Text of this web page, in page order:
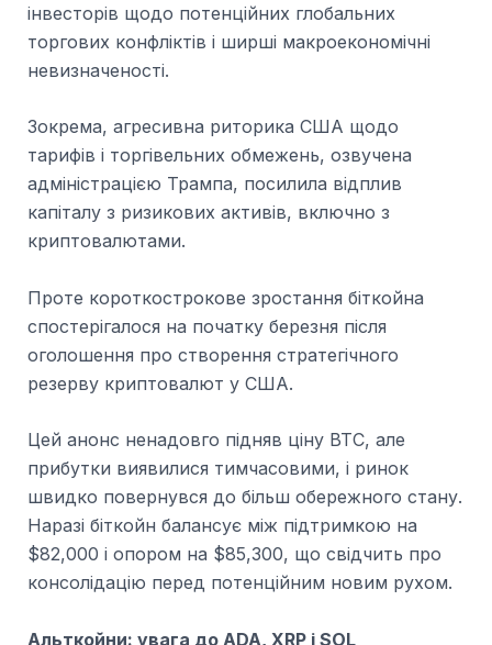
інвесторів щодо потенційних глобальних
торгових конфліктів і ширші макроекономічні
невизначеності.
Зокрема, агресивна риторика США щодо
тарифів і торгівельних обмежень, озвучена
адміністрацією Трампа, посилила відплив
капіталу з ризикових активів, включно з
криптовалютами.
Проте короткострокове зростання біткойна
спостерігалося на початку березня після
оголошення про створення стратегічного
резерву криптовалют у США.
Цей анонс ненадовго підняв ціну BTC, але
прибутки виявилися тимчасовими, і ринок
швидко повернувся до більш обережного стану.
Наразі біткойн балансує між підтримкою на
$82,000 і опором на $85,300, що свідчить про
консолідацію перед потенційним новим рухом.
Альткойни: увага до ADA, XRP і SOL